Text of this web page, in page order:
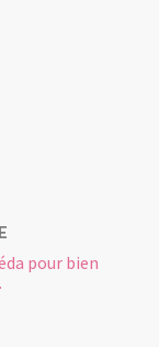
pour bien